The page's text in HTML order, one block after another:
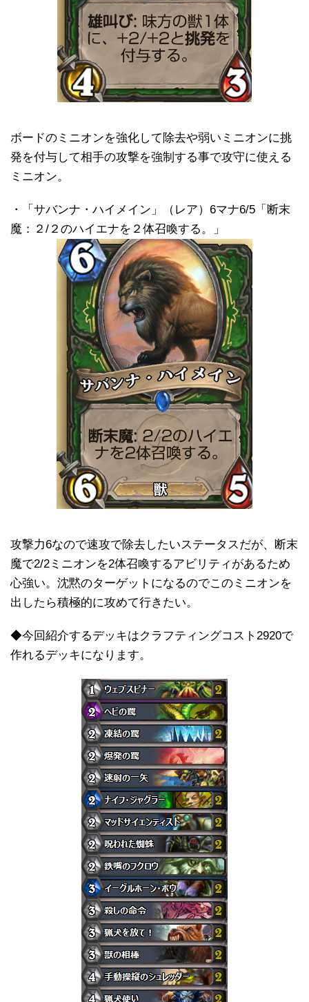
ボードのミニオンを強化して除去や弱いミニオンに挑
発を付与して相手の攻撃を強制する事で攻守に使える
ミニオン。
・「サバンナ・ハイメイン」（レア）6マナ6/5「断末
魔：２/２のハイエナを２体召喚する。」
攻撃力6なので速攻で除去したいステータスだが、断末
魔で2/2ミニオンを2体召喚するアビリティがあるため
心強い。沈黙のターゲットになるのでこのミニオンを
出したら積極的に攻めて行きたい。
◆今回紹介するデッキはクラフティングコスト2920で
作れるデッキになります。